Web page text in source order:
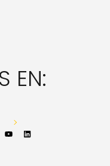
EN:
FacebookYouTube